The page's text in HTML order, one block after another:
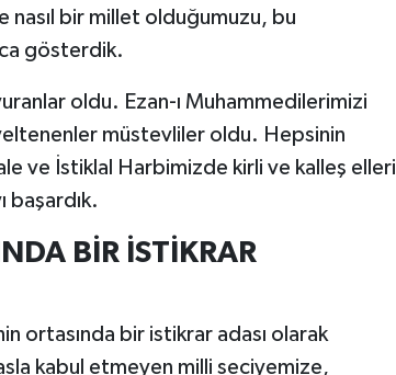
bir millet olduğumuzu, bu
gösterdik.
oldu. Ezan-ı Muhammedilerimizi
müstevliler oldu. Hepsinin
ve İstiklal Harbimizde kirli ve kalleş elleri
başardık.
BİR İSTİKRAR
ortasında bir istikrar adası olarak
kabul etmeyen milli seciyemize,